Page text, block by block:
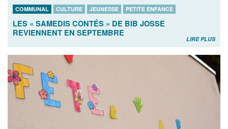
COMMUNAL CULTURE JEUNESSE PETITE ENFANCE
LES « SAMEDIS CONTÉS » DE BIB JOSSE
REVIENNENT EN SEPTEMBRE
LIRE PLUS